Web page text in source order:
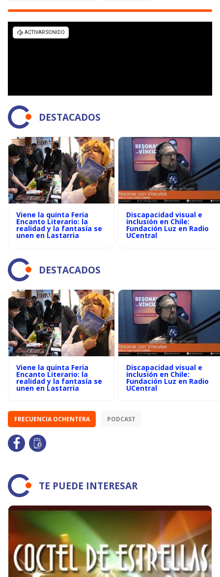
DESTACADOS
Viene la quinta Feria
Encanto Literario: la
realidad y la fantasía se
unen en Lastarria
Discapacidad visual e
inclusión en Chile:
Fundación Luz en Radio
UCentral
DESTACADOS
Viene la quinta Feria
Encanto Literario: la
realidad y la fantasía se
unen en Lastarria
Discapacidad visual e
inclusión en Chile:
Fundación Luz en Radio
UCentral
FRECUENCIA OCHENTERA PODCAST
TE PUEDE INTERESAR